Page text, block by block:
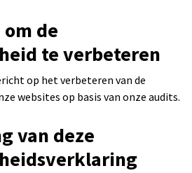
de
te verbeteren
op het verbeteren van de
websites op basis van onze audits.
van deze